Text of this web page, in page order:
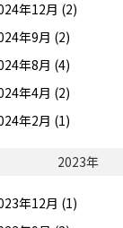
年12月 (2)
年9月 (2)
年8月 (4)
年4月 (2)
年2月 (1)
2023年
年12月 (1)